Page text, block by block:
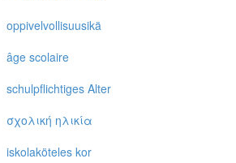
oppivelvollisuusikä
âge scolaire
schulpflichtiges Alter
σχoλική ηλικία
iskolaköteles kor